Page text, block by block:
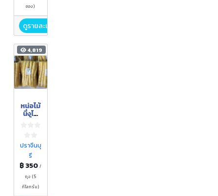
ซอง)
ดูรายละเอียด
4,819
หน่อไม้
นึ่งไอ
ปราจีนบุ
รี
฿ 350/
ถุง (5
กิโลกรัม)